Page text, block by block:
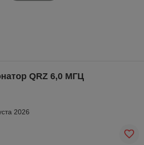
QRZ 6,0 МГЦ
2026